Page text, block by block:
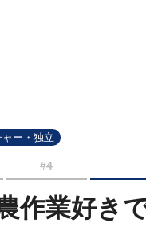
ー・独立
#4
作業好き